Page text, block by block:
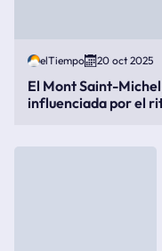
elTiempo 20 oct 2025
El Mont Saint-
influenciada por el